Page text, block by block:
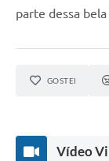
parte dessa
GOSTEI
Vídeo